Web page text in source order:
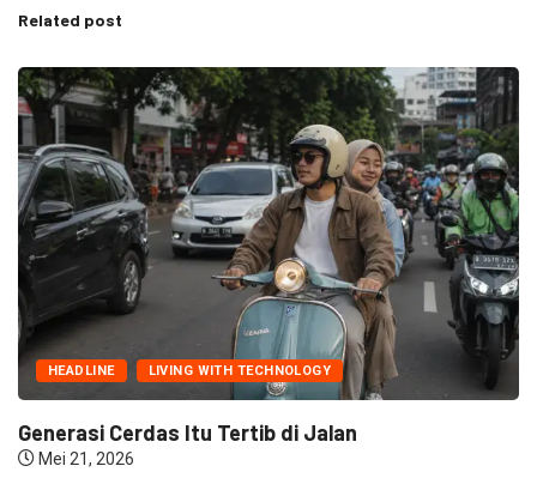
Related post
HEADLINE LIVING WITH TECHNOLOGY
Generasi Cerdas Itu Tertib di Jalan
Mei 21, 2026